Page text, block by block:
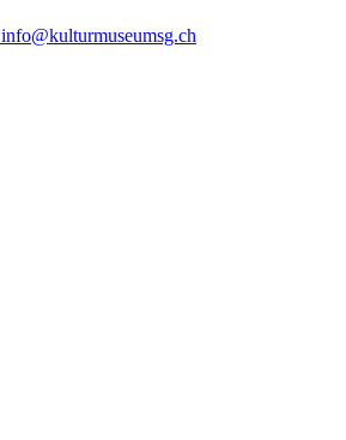
info@kulturmuseumsg.ch